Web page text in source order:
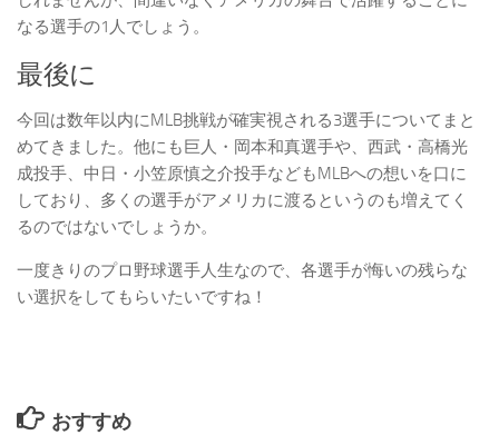
なる選手の1人でしょう。
最後に
今回は数年以内にMLB挑戦が確実視される3選手についてまと
めてきました。他にも巨人・岡本和真選手や、西武・高橋光
成投手、中日・小笠原慎之介投手などもMLBへの想いを口に
しており、多くの選手がアメリカに渡るというのも増えてく
るのではないでしょうか。
一度きりのプロ野球選手人生なので、各選手が悔いの残らな
い選択をしてもらいたいですね！
おすすめ